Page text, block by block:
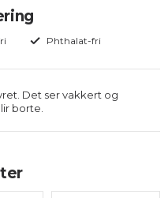
Phthalat-fri
Det ser vakkert og
borte.